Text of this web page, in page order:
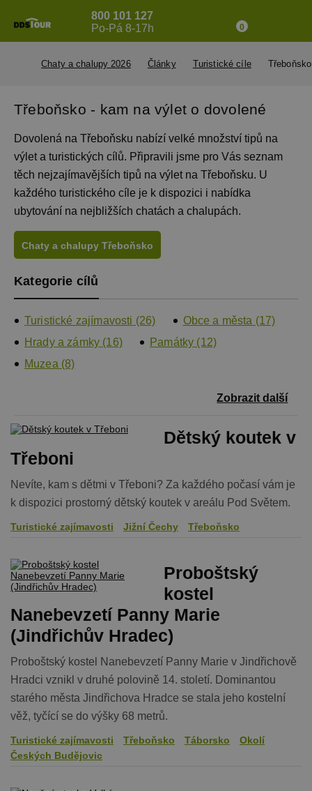
800 101 127
Po-Pá 8-17h
0
Chaty a chalupy 2026 Články Turistické cíle Třeboňsko
Třeboňsko - kam na výlet o dovolené
Dovolená na Třeboňsku nabízí velké množství tipů na
výlet a turistických cílů. Připravili jsme pro Vás seznam
těch nejzajímavějších tipů na výlet na Třeboňsku. U
každého turistického cíle je k dispozici i nabídka
ubytování na nejbližších chatách a chalupách.
Chaty a chalupy Třeboňsko
Kategorie cílů
Turistické zajímavosti (26)
Obce a města (17)
Hrady a zámky (16)
Památky (12)
Muzea (8)
Zobrazit další
Dětský koutek v
Třeboni
Nevíte, kam s dětmi v Třeboni? Za každého počasí vám je
k dispozici prostorný dětský koutek v areálu Pod Světem.
Turistické zajímavosti Jižní Čechy Třeboňsko
Proboštský
kostel
Nanebevzetí Panny Marie
(Jindřichův Hradec)
Proboštský kostel Nanebevzetí Panny Marie v Jindřichově
Hradci vznikl v druhé polovině 14. století. Dominantou
starého města Jindřichova Hradce se stala jeho kostelní
věž, tyčící se do výšky 68 metrů.
Turistické zajímavosti Třeboňsko Táborsko
Okolí
Českých Budějovic